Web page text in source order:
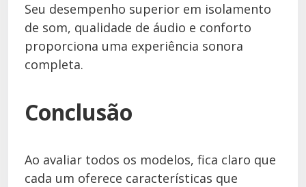
Seu desempenho superior em isolamento
de som, qualidade de áudio e conforto
proporciona uma experiência sonora
completa.
Conclusão
Ao avaliar todos os modelos, fica claro que
cada um oferece características que